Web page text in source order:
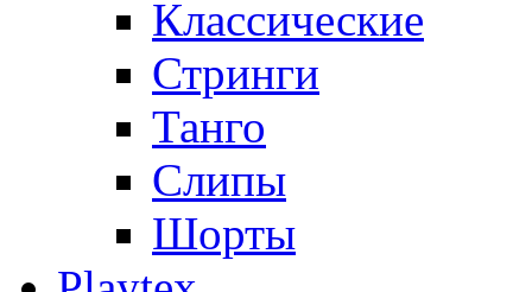
Классические
Стринги
Танго
Слипы
Шорты